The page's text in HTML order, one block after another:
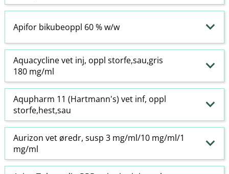
Apifor bikubeoppl 60 % w​/​w
Aquacycline vet inj, oppl storfe,sau,gris
180 mg/ml
Aqupharm 11 (Hartmann's) vet inf, oppl
storfe,hest,sau
Aurizon vet øredr, susp 3 mg/ml/10 mg/ml/1
mg/ml